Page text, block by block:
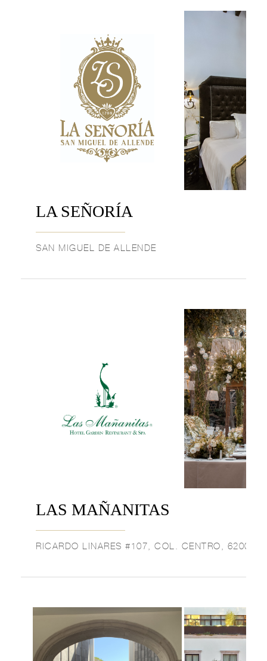
LA SEÑORÍA
SAN MIGUEL DE ALLENDE
LAS MAÑANITAS
RICARDO LINARES #107, COL. CENTRO, 62000,